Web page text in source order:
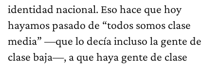
identidad nacional. Eso hace que hoy
hayamos pasado de “todos somos clase
media” —que lo decía incluso la gente de
clase baja—, a que haya gente de clase